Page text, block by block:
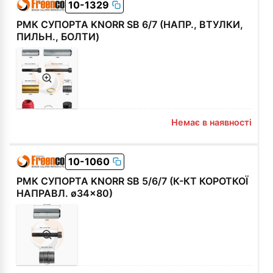
10-1329
РМК СУПОРТА KNORR SB 6/7 (НАПР., ВТУЛКИ,
ПИЛЬН., БОЛТИ)
Немає в наявності
10-1060
РМК СУПОРТА KNORR SB 5/6/7 (К-КТ КОРОТКОЇ
НАПРАВЛ. ø34x80)